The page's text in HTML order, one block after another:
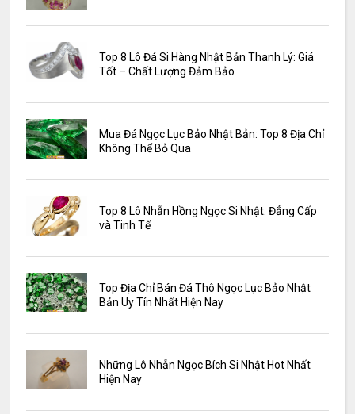
Top 8 Lô Đá Si Hàng Nhật Bản Thanh Lý: Giá
Tốt – Chất Lượng Đảm Bảo
Mua Đá Ngọc Lục Bảo Nhật Bản: Top 8 Địa Chỉ
Không Thể Bỏ Qua
Top 8 Lô Nhẫn Hồng Ngọc Si Nhật: Đẳng Cấp
và Tinh Tế
Top Địa Chỉ Bán Đá Thô Ngọc Lục Bảo Nhật
Bản Uy Tín Nhất Hiện Nay
Những Lô Nhẫn Ngọc Bích Si Nhật Hot Nhất
Hiện Nay